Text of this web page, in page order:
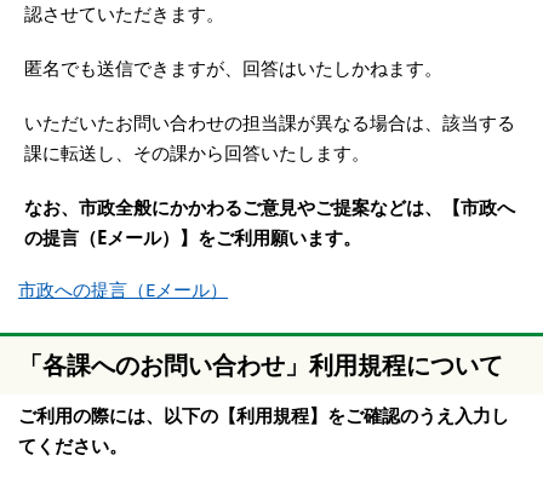
認させていただきます。
匿名でも送信できますが、回答はいたしかねます。
いただいたお問い合わせの担当課が異なる場合は、該当する
課に転送し、その課から回答いたします。
なお、市政全般にかかわるご意見やご提案などは、【市政へ
の提言（Eメール）】をご利用願います。
市政への提言（Eメール）
「各課へのお問い合わせ」利用規程について
ご利用の際には、以下の【利用規程】をご確認のうえ入力し
てください。